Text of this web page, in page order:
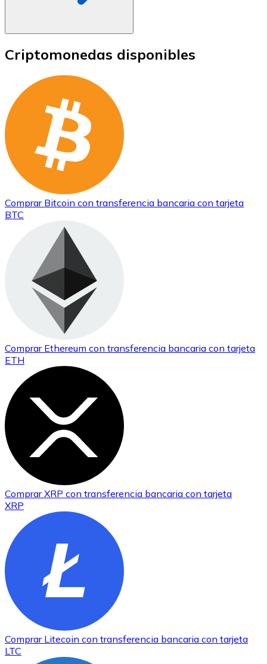
Criptomonedas disponibles
Comprar Bitcoin con transferencia bancaria con tarjeta
BTC
Comprar Ethereum con transferencia bancaria con tarjeta
ETH
ComprarXRP con transferencia bancaria con tarjeta
XRP
Comprar Litecoin con transferencia bancaria con tarjeta
LTC